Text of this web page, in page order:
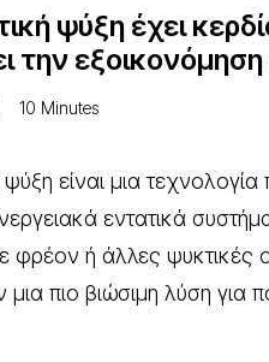
ψύξη έχει
την
10 Minutes
είναι μια
εντατικά
φρέον ή άλλες ψυκτικές
μια πιο βιώσιμη λύση για